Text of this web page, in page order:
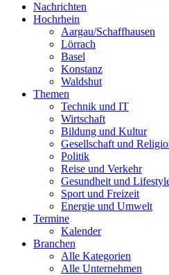
Nachrichten
Hochrhein
Aargau/Schaffhausen
Lörrach
Basel
Konstanz
Waldshut
Themen
Technik und IT
Wirtschaft
Bildung und Kultur
Gesellschaft und
Politik
Reise und Verkehr
Gesundheit und
Sport und Freizeit
Energie und Umwelt
Termine
Kalender
Branchen
Alle Kategorien
Alle Unternehmen